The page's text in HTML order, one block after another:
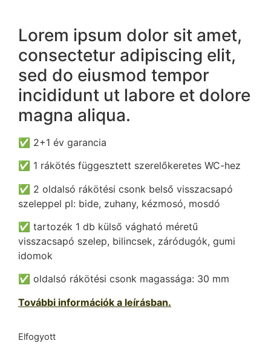
Lorem ipsum dolor sit amet,
consectetur adipiscing elit,
sed do eiusmod tempor
incididunt ut labore et dolore
magna aliqua.
✅ 2+1 év garancia
✅ 1 rákötés függesztett szerelőkeretes WC-hez
✅ 2 oldalsó rákötési csonk belső visszacsapó
szeleppel pl: bide, zuhany, kézmosó, mosdó
✅ tartozék 1 db külső vágható méretű
visszacsapó szelep, bilincsek, záródugók, gumi
idomok
✅ oldalsó rákötési csonk magassága: 30 mm
További információk a leírásban.
Elfogyott